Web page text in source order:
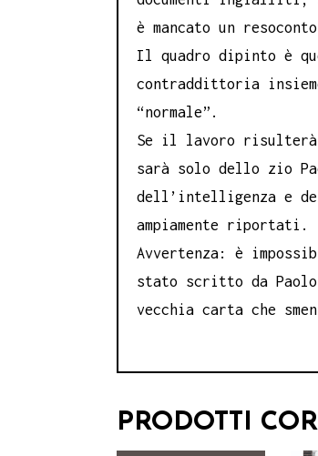
è mancato un
Il quadro dipinto è
contraddittoria
“normale”.
Se il lavoro
sarà solo dello zio
dell’intelligenza e
ampiamente riportati.
Avvertenza: è
stato scritto da
vecchia carta che
PRODOTTI